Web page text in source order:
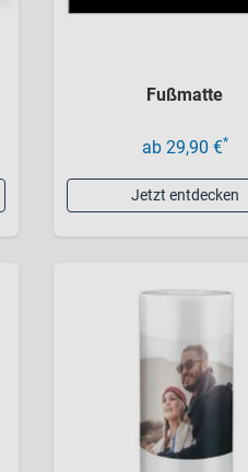
Fußmatte
ab 29,90 €*
Jetzt entdecken